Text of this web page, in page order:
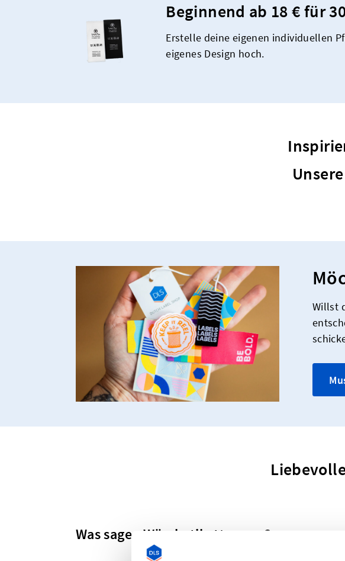
Beginnend ab 18 € für
Erstelle deine eigenen individuellen
eigenes Design hoch.
Willst
Was sagen Wäschetiketten aus?